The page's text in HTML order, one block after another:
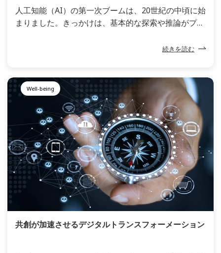
人工知能（AI）の第一次ブームは、20世紀の中頃に始
まりました。きっかけは、基本的な探索や推論がプロ
起こった第二次ブームの際には、与えられたデータを
ー・ヒントン教授がディープラーニングに関する画期
的な論文を発表します。これが今日における第三次AI
ブームの火付け役となりました。こうしてAIが進化し
ていく一方で、ある問題が顕在化してきます。それ
は、AIの桁違いなパワーを人間が十分に生かしきれて
いないというジレンマです。AIの利用目的や可能性を
真に理解している人は、実際にどれほどいるのでしょ
うか。
続きを読む
Well-being
共創が加速させるデジタルトランスフォーメーション